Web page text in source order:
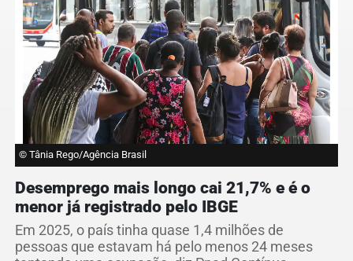
© Tânia Rego/Agência Brasil
Desemprego mais longo cai 21,7% e é o
menor já registrado pelo IBGE
Em 2025, o país tinha quase 1,4 milhões de
pessoas que estavam há pelo menos 24 meses